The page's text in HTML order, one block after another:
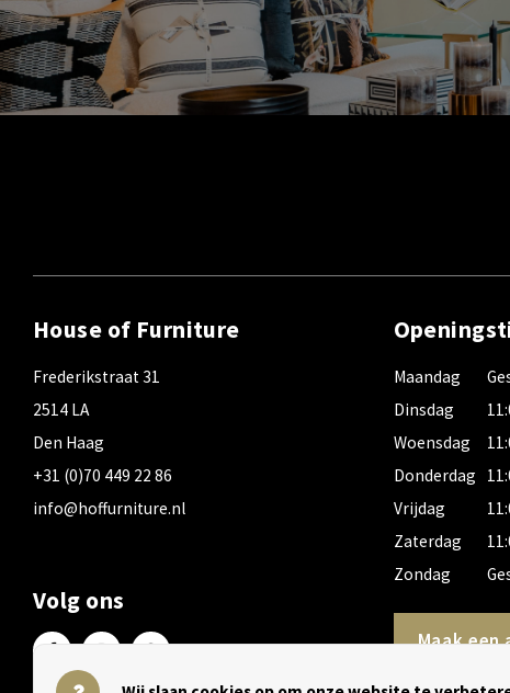
House of Furniture
Frederikstraat 31
2514 LA
Den Haag
+31 (0)70 449 22 86
info@hoffurniture.nl
Volg ons
Maandag
Dinsdag
Woensdag
Donderdag
Vrijdag
Zaterdag
Zondag
Maak een